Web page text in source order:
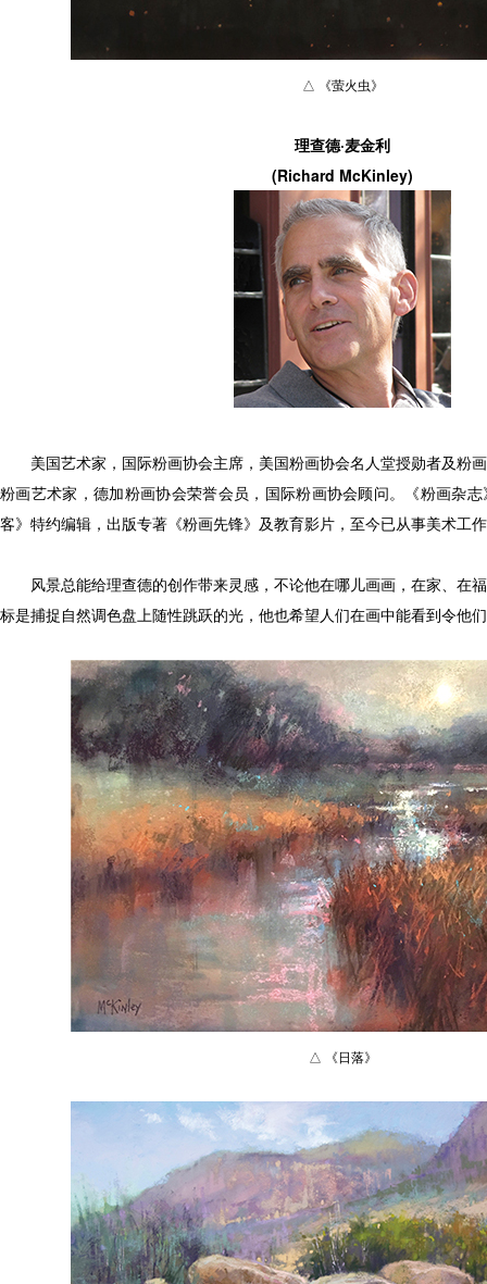
△ 《萤火虫》
理查德·麦金利
(Richard McKinley)
美国艺术家，国际粉画协会主席，美国粉画协会名人堂授勋者及粉
粉画艺术家，德加粉画协会荣誉会员，国际粉画协会顾问。《粉画杂
客》特约编辑，出版专著《粉画先锋》及教育影片，至今已从事美术工
风景总能给理查德的创作带来灵感，不论他在哪儿画画，在家、在
标是捕捉自然调色盘上随性跳跃的光，他也希望人们在画中能看到令他
△ 《日落》